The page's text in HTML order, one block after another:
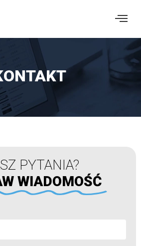
PYTANIA?
WIADOMOŚĆ